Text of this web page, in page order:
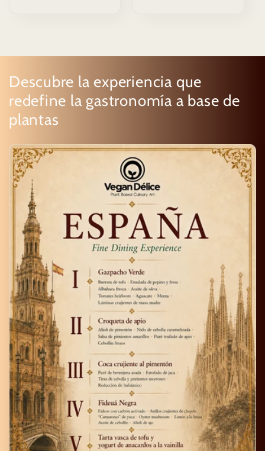
Descubre la experiencia que
redefine la gastronomía a base de
plantas